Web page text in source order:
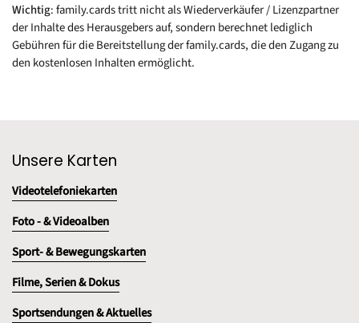
Wichtig: family.cards tritt nicht als Wiederverkäufer / Lizenzpartner
der Inhalte des Herausgebers auf, sondern berechnet lediglich
Gebühren für die Bereitstellung der family.cards, die den Zugang zu
den kostenlosen Inhalten ermöglicht.
Unsere Karten
Videotelefoniekarten
Foto - & Videoalben
Sport- & Bewegungskarten
Filme, Serien & Dokus
Sportsendungen & Aktuelles